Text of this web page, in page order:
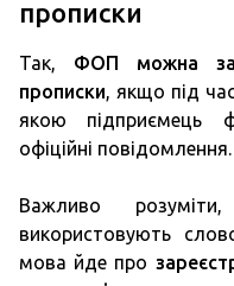
прописки
Так, ФОП можна
прописки, якщо під
якою підприємець
офіційні повідомлення.
Важливо
використовують
мова йде про